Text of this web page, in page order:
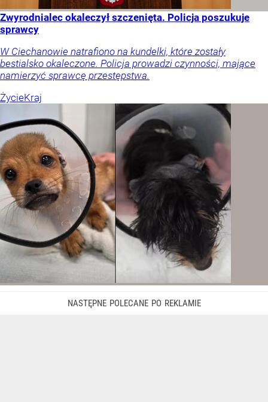
Zwyrodnialec okaleczył szczenięta. Policja poszukuje
sprawcy
W Ciechanowie natrafiono na kundelki, które zostały
bestialsko okaleczone. Policja prowadzi czynności, mające
namierzyć sprawcę przestępstwa.
ŻycieKraj